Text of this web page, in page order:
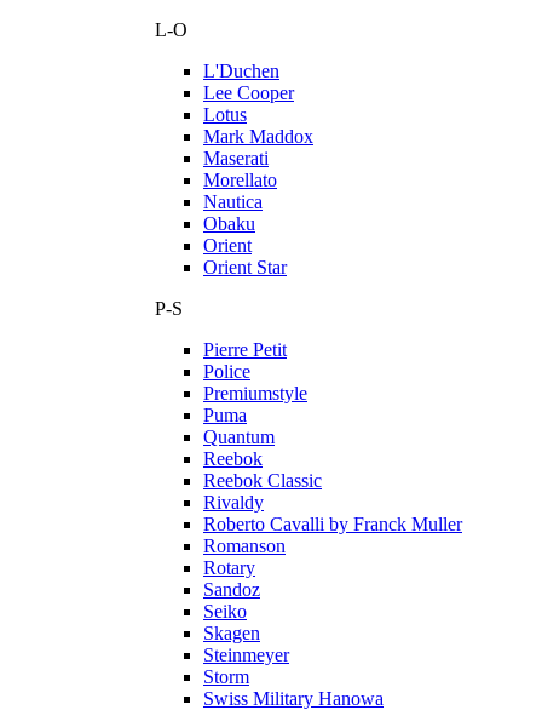
L-O
L'Duchen
Lee Cooper
Lotus
Mark Maddox
Maserati
Morellato
Nautica
Obaku
Orient
Orient Star
P-S
Pierre Petit
Police
Premiumstyle
Puma
Quantum
Reebok
Reebok Classic
Rivaldy
Roberto Cavalli by Franck Muller
Romanson
Rotary
Sandoz
Seiko
Skagen
Steinmeyer
Storm
Swiss Military Hanowa